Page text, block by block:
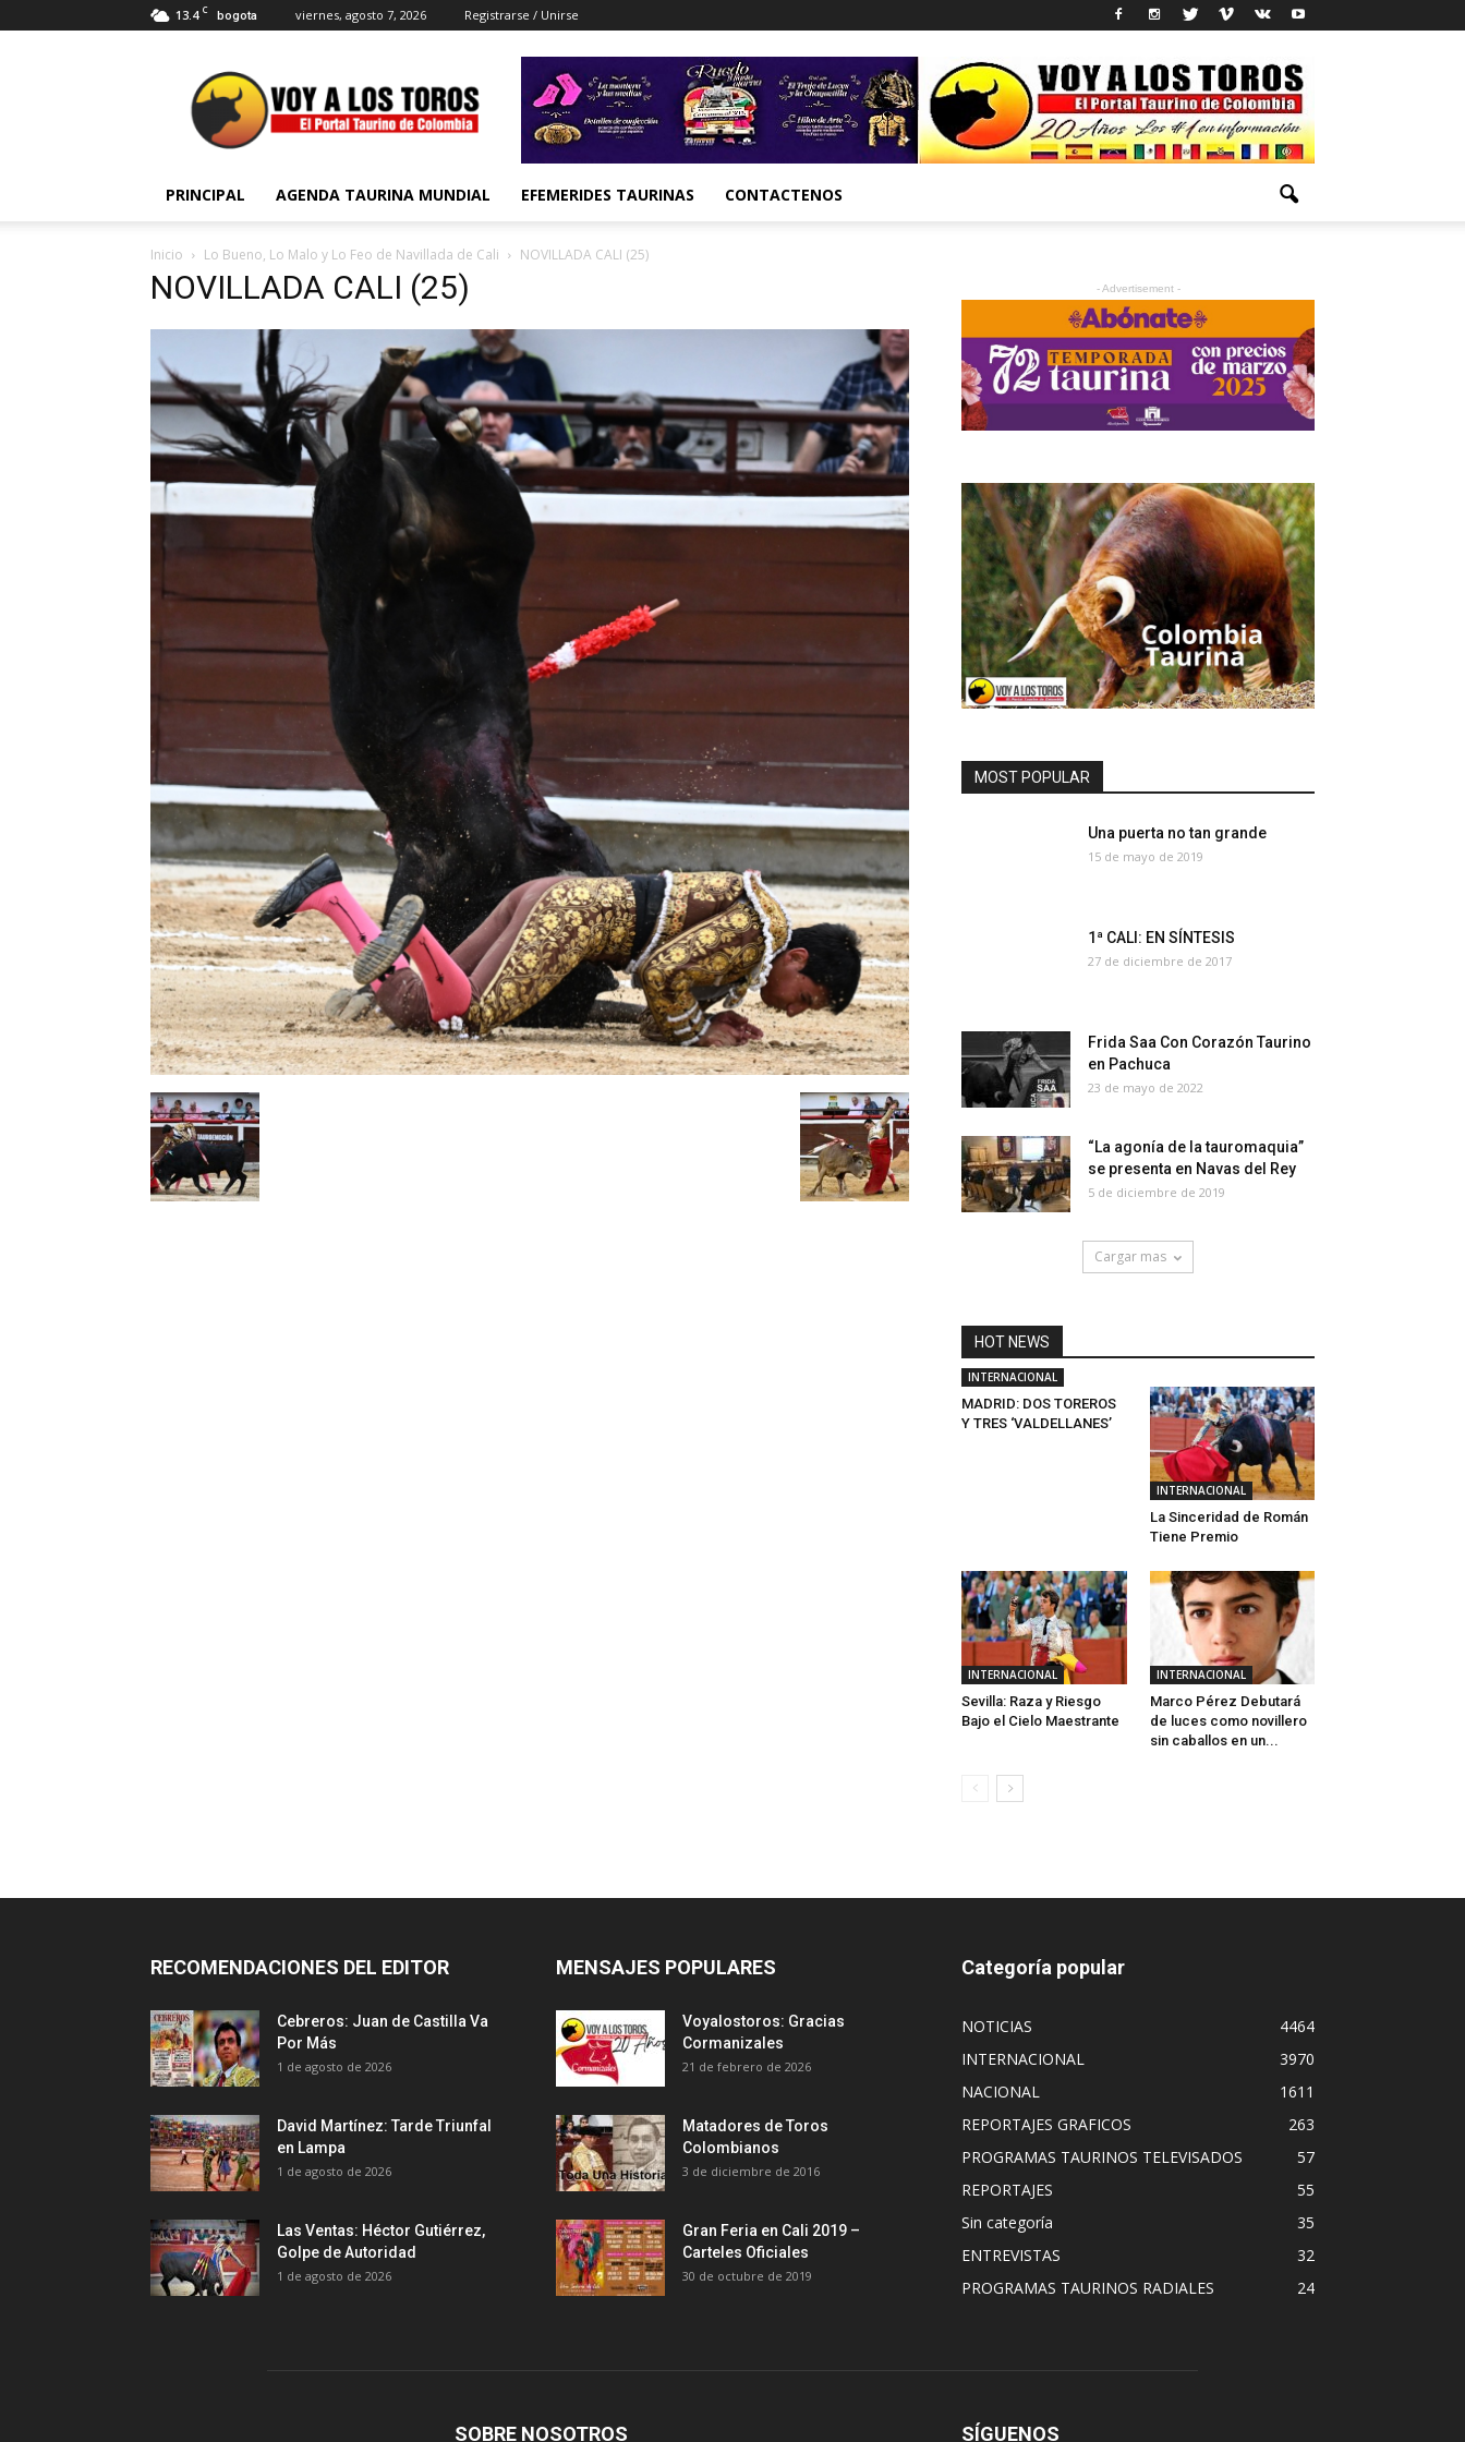
13.4 C bogota viernes, agosto 7, 2026 Registrarse / Unirse
Voy
a
Los
Toros
PRINCIPAL AGENDA TAURINA MUNDIAL EFEMERIDES TAURINAS CONTACTENOS
Inicio Lo Bueno, Lo Malo y Lo Feo de Navillada de Cali NOVILLADA CALI (25)
NOVILLADA CALI (25) - Advertisement -
MOST POPULAR
Una puerta no tan grande
15 de mayo de 2019
1ª CALI: EN SÍNTESIS
27 de diciembre de 2017
Frida Saa Con Corazón Taurino
en Pachuca
23 de mayo de 2022
“La agonía de la tauromaquia”
se presenta en Navas del Rey
5 de diciembre de 2019
Cargar mas
HOT NEWS
INTERNACIONAL
MADRID: DOS TOREROS
Y TRES ‘VALDELLANES’
INTERNACIONAL
La Sinceridad de Román
Tiene Premio
INTERNACIONAL
Sevilla: Raza y Riesgo
Bajo el Cielo Maestrante
INTERNACIONAL
Marco Pérez Debutará
de luces como novillero
sin caballos en un...
RECOMENDACIONES DEL EDITOR
Cebreros: Juan de Castilla Va
Por Más
1 de agosto de 2026
David Martínez: Tarde Triunfal
en Lampa
1 de agosto de 2026
Las Ventas: Héctor Gutiérrez,
Golpe de Autoridad
1 de agosto de 2026
MENSAJES POPULARES
Voyalostoros: Gracias
Cormanizales
21 de febrero de 2026
Matadores de Toros
Colombianos
3 de diciembre de 2016
Gran Feria en Cali 2019 –
Carteles Oficiales
30 de octubre de 2019
Categoría popular
NOTICIAS
4464
INTERNACIONAL
3970
NACIONAL
1611
REPORTAJES GRAFICOS
263
PROGRAMAS TAURINOS TELEVISADOS
57
REPORTAJES
55
Sin categoría
35
ENTREVISTAS
32
PROGRAMAS TAURINOS RADIALES
24
SOBRE NOSOTROS SÍGUENOS